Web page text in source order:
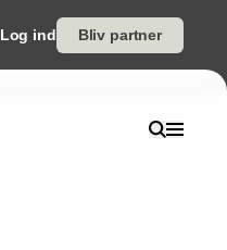
Log ind Bliv partner